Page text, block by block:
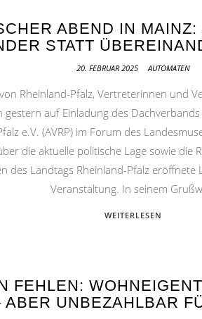
ABEND IN
STATT
20. FEBRUAR 2025 AUTOMATEN
Rheinland-Pfalz, Vertreterinnen und
auf Einladung des
e.V. (AVRP) im Forum des
die aktuelle politische Lage sowie die
des Landtags Rheinland-Pfalz
Veranstaltung. In seinem
WEITERLESEN
FEHLEN:
ABER UNBEZAHLBAR